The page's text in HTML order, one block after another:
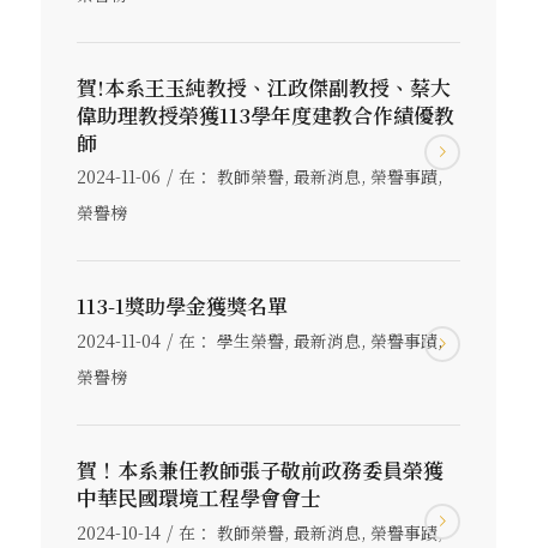
賀!本系王玉純教授、江政傑副教授、蔡大
偉助理教授榮獲113學年度建教合作績優教
師
2024-11-06 / 在： 教師榮譽, 最新消息, 榮譽事蹟,
榮譽榜
113-1獎助學金獲獎名單
2024-11-04 / 在： 學生榮譽, 最新消息, 榮譽事蹟,
榮譽榜
賀！本系兼任教師張子敬前政務委員榮獲
中華民國環境工程學會會士
2024-10-14 / 在： 教師榮譽, 最新消息, 榮譽事蹟,